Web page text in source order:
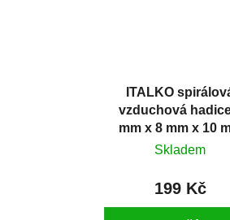
ITALKO
vzduchová
mm x 8 mm x 10
rychlospojkami
Skladem
199 Kč